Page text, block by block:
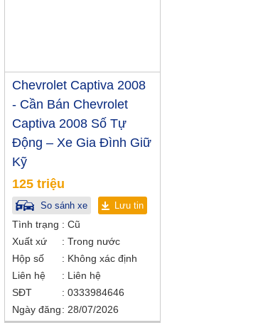
Chevrolet Captiva 2008
- Cần Bán Chevrolet
Captiva 2008 Số Tự
Động – Xe Gia Đình Giữ
Kỹ
125 triệu
So sánh xe Lưu tin
Tình trạng
Cũ
Xuất xứ
Trong nước
Hộp số
Không xác định
Liên hệ
Liên hệ
SĐT
0333984646
Ngày đăng
28/07/2026